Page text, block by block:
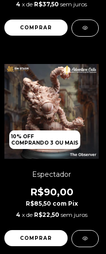
4 x de R$37,50 sem juros
10% OFF
COMPRANDO 3 OU MAIS
Espectador
R$90,00
R$85,50 com Pix
4 x de R$22,50 sem juros